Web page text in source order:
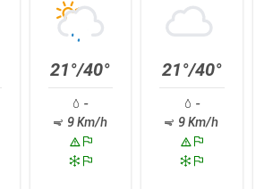
21°/40°
-
9 Km/h
21°/40°
-
9 Km/h